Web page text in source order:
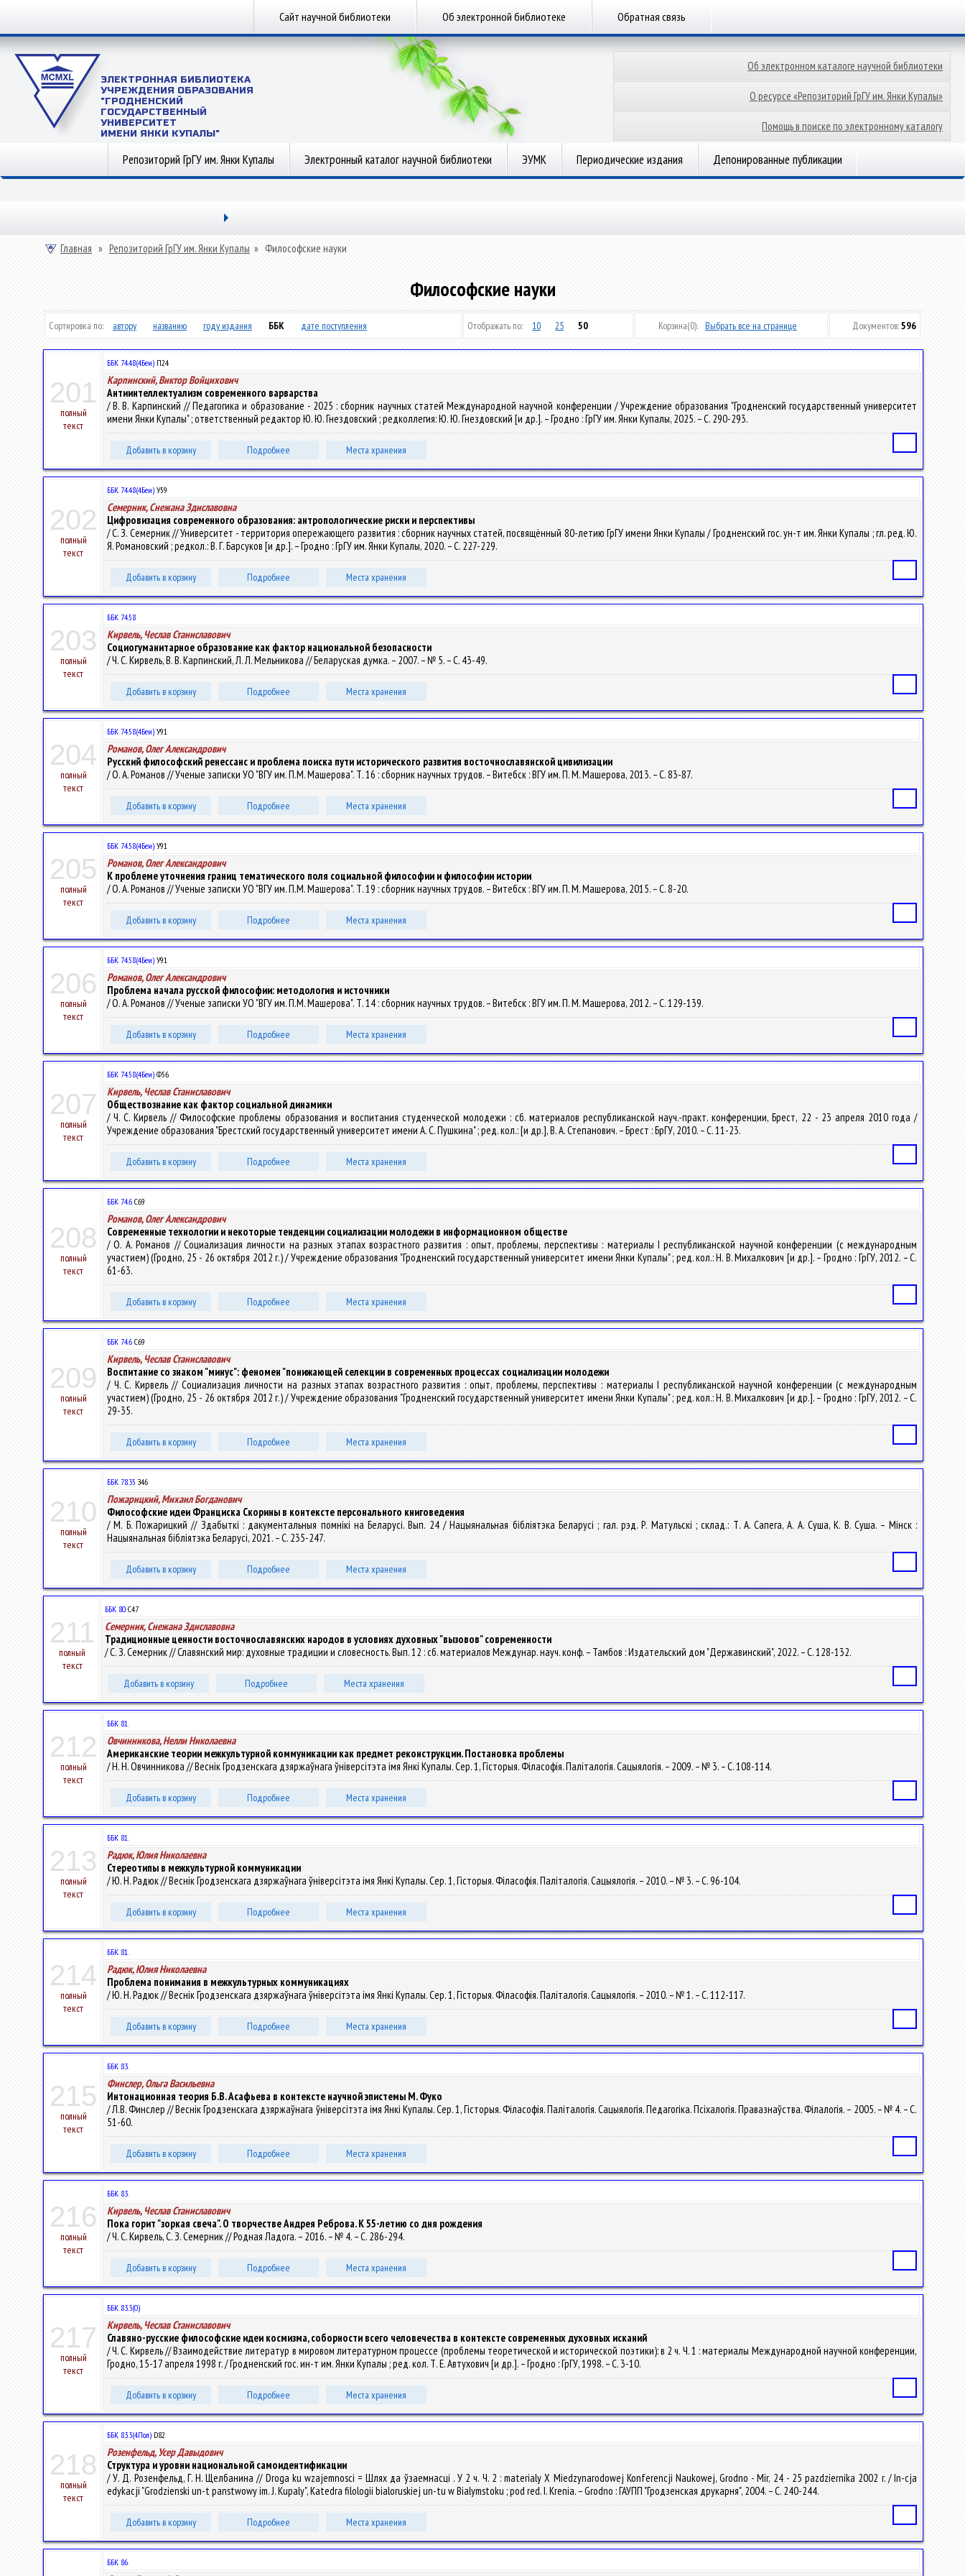
Сайт научной библиотеки Об электронной библиотеке Обратная связь
ЭЛЕКТРОННАЯ БИБЛИОТЕКА
УЧРЕЖДЕНИЯ ОБРАЗОВАНИЯ
"ГРОДНЕНСКИЙ
ГОСУДАРСТВЕННЫЙ
УНИВЕРСИТЕТ
ИМЕНИ ЯНКИ КУПАЛЫ"
Об электронном каталоге научной библиотеки
О ресурсе «Репозиторий ГрГУ им. Янки Купалы»
Помощь в поиске по электронному каталогу
Репозиторий ГрГУ им. Янки Купалы Электронный каталог научной библиотеки ЭУМК Периодические издания Депонированные публикации
Главная » Репозиторий ГрГУ им. Янки Купалы » Философские науки
Философские науки
Сортировка по: автору названию году издания ББК дате поступления Отображать по: 10 25 50 Корзина(0): Выбрать все на странице Документов:596
201
полный
текст
ББК 74.48(4Беи) П24
Карпинский, Виктор Войцихович
Антиинтеллектуализм современного варварства
/ В. В. Карпинский // Педагогика и образование - 2025 : сборник научных статей Международной научной конференции / Учреждение образования "Гродненский государственный университет
имени Янки Купалы" ; ответственный редактор Ю. Ю. Гнездовский ; редколлегия: Ю. Ю. Гнездовский [и др.]. – Гродно : ГрГУ им. Янки Купалы, 2025. – С. 290-293.
Добавить в корзину Подробнее Места хранения
202
полный
текст
ББК 74.48(4Беи) У59
Семерник, Снежана Здиславовна
Цифровизация современного образования: антропологические риски и перспективы
/ С. З. Семерник // Университет - территория опережающего развития : сборник научных статей, посвящённый 80-летию ГрГУ имени Янки Купалы / Гродненский гос. ун-т им. Янки Купалы ; гл. ред. Ю.
Я. Романовский ; редкол.: В. Г. Барсуков [и др.]. – Гродно : ГрГУ им. Янки Купалы, 2020. – С. 227-229.
Добавить в корзину Подробнее Места хранения
203
полный
текст
ББК 74.58
Кирвель, Чеслав Станиславович
Социогуманитарное образование как фактор национальной безопасности
/ Ч. С. Кирвель, В. В. Карпинский, Л. Л. Мельникова // Беларуская думка. – 2007. – № 5. – С. 43-49.
Добавить в корзину Подробнее Места хранения
204
полный
текст
ББК 74.58(4Беи) У91
Романов, Олег Александрович
Русский философский ренессанс и проблема поиска пути исторического развития восточнославянской цивилизации
/ О. А. Романов // Ученые записки УО "ВГУ им. П.М. Машерова". Т. 16 : сборник научных трудов. – Витебск : ВГУ им. П. М. Машерова, 2013. – С. 83-87.
Добавить в корзину Подробнее Места хранения
205
полный
текст
ББК 74.58(4Беи) У91
Романов, Олег Александрович
К проблеме уточнения границ тематического поля социальной философии и философии истории
/ О. А. Романов // Ученые записки УО "ВГУ им. П.М. Машерова". Т. 19 : сборник научных трудов. – Витебск : ВГУ им. П. М. Машерова, 2015. – С. 8-20.
Добавить в корзину Подробнее Места хранения
206
полный
текст
ББК 74.58(4Беи) У91
Романов, Олег Александрович
Проблема начала русской философии: методология и источники
/ О. А. Романов // Ученые записки УО "ВГУ им. П.М. Машерова". Т. 14 : сборник научных трудов. – Витебск : ВГУ им. П. М. Машерова, 2012. – С. 129-139.
Добавить в корзину Подробнее Места хранения
207
полный
текст
ББК 74.58(4Беи) Ф56
Кирвель, Чеслав Станиславович
Обществознание как фактор социальной динамики
/ Ч. С. Кирвель // Философские проблемы образования и воспитания студенческой молодежи : сб. материалов республиканской науч.-практ. конференции, Брест, 22 - 23 апреля 2010 года /
Учреждение образования "Брестский государственный университет имени А. С. Пушкина" ; ред. кол.: [и др.], В. А. Степанович. – Брест : БрГУ, 2010. – С. 11-23.
Добавить в корзину Подробнее Места хранения
208
полный
текст
ББК 74.6 С69
Романов, Олег Александрович
Современные технологии и некоторые тенденции социализации молодежи в информационном обществе
/ О. А. Романов // Социализация личности на разных этапах возрастного развития : опыт, проблемы, перспективы : материалы I республиканской научной конференции (с международным
участием) (Гродно, 25 - 26 октября 2012 г.) / Учреждение образования "Гродненский государственный университет имени Янки Купалы" ; ред. кол.: Н. В. Михалкович [и др.]. – Гродно : ГрГУ, 2012. – С.
61-63.
Добавить в корзину Подробнее Места хранения
209
полный
текст
ББК 74.6 С69
Кирвель, Чеслав Станиславович
Воспитание со знаком "минус": феномен "понижающей селекции в современных процессах социализации молодежи
/ Ч. С. Кирвель // Социализация личности на разных этапах возрастного развития : опыт, проблемы, перспективы : материалы I республиканской научной конференции (с международным
участием) (Гродно, 25 - 26 октября 2012 г.) / Учреждение образования "Гродненский государственный университет имени Янки Купалы" ; ред. кол.: Н. В. Михалкович [и др.]. – Гродно : ГрГУ, 2012. – С.
29-35.
Добавить в корзину Подробнее Места хранения
210
полный
текст
ББК 78.35 З46
Пожарицкий, Михаил Богданович
Философские идеи Франциска Скорины в контексте персонального книговедения
/ М. Б. Пожарицкий // Здабыткі : дакументальныя помнікі на Беларусі. Вып. 24 / Нацыянальная бібліятэка Беларусі ; гал. рэд. Р. Матульскі ; склад.: Т. А. Сапега, А. А. Суша, К. В. Суша. – Мінск :
Нацыянальная бібліятэка Беларусі, 2021. – С. 235-247.
Добавить в корзину Подробнее Места хранения
211
полный
текст
ББК 80.С47
Семерник, Снежана Здиславовна
Традиционные ценности восточнославянских народов в условиях духовных "вызовов" современности
/ С. З. Семерник // Славянский мир: духовные традиции и словесность. Вып. 12 : сб. материалов Междунар. науч. конф. – Тамбов : Издательский дом "Державинский", 2022. – С. 128-132.
Добавить в корзину Подробнее Места хранения
212
полный
текст
ББК 81.
Овчинникова, Нелли Николаевна
Американские теории межкультурной коммуникации как предмет реконструкции. Постановка проблемы
/ Н. Н. Овчинникова // Веснік Гродзенскага дзяржаўнага ўніверсітэта імя Янкі Купалы. Сер. 1, Гісторыя. Філасофія. Паліталогія. Сацыялогія. – 2009. – № 3. – С. 108-114.
Добавить в корзину Подробнее Места хранения
213
полный
текст
ББК 81.
Радюк, Юлия Николаевна
Стереотипы в межкультурной коммуникации
/ Ю. Н. Радюк // Веснік Гродзенскага дзяржаўнага ўніверсітэта імя Янкі Купалы. Сер. 1, Гісторыя. Філасофія. Паліталогія. Сацыялогія. – 2010. – № 3. – С. 96-104.
Добавить в корзину Подробнее Места хранения
214
полный
текст
ББК 81.
Радюк, Юлия Николаевна
Проблема понимания в межкультурных коммуникациях
/ Ю. Н. Радюк // Веснік Гродзенскага дзяржаўнага ўніверсітэта імя Янкі Купалы. Сер. 1, Гісторыя. Філасофія. Паліталогія. Сацыялогія. – 2010. – № 1. – С. 112-117.
Добавить в корзину Подробнее Места хранения
215
полный
текст
ББК 83.
Финслер, Ольга Васильевна
Интонационная теория Б.В. Асафьева в контексте научной эпистемы М. Фуко
/ Л.В. Финслер // Веснік Гродзенскага дзяржаўнага ўніверсітэта імя Янкі Купалы. Сер. 1, Гісторыя. Філасофія. Паліталогія. Сацыялогія. Педагогіка. Псіхалогія. Правазнаўства. Філалогія. – 2005. – № 4. – С.
51-60.
Добавить в корзину Подробнее Места хранения
216
полный
текст
ББК 83.
Кирвель, Чеслав Станиславович
Пока горит "зоркая свеча". О творчестве Андрея Реброва. К 55-летию со дня рождения
/ Ч. С. Кирвель, С. З. Семерник // Родная Ладога. – 2016. – № 4. – С. 286-294.
Добавить в корзину Подробнее Места хранения
217
полный
текст
ББК 83.3(0)
Кирвель, Чеслав Станиславович
Славяно-русские философские идеи космизма, соборности всего человечества в контексте современных духовных исканий
/ Ч. С. Кирвель // Взаимодействие литератур в мировом литературном процессе (проблемы теоретической и исторической поэтики): в 2 ч. Ч. 1 : материалы Международной научной конференции,
Гродно, 15-17 апреля 1998 г. / Гродненский гос. ин-т им. Янки Купалы ; ред. кол. Т. Е. Автухович [и др.]. – Гродно : ГрГУ, 1998. – С. 3-10.
Добавить в корзину Подробнее Места хранения
218
полный
текст
ББК 83.3(4Пол) D82
Розенфельд, Усер Давыдович
Структура и уровни национальной самоидентификации
/ У. Д. Розенфельд, Г. Н. Щелбанина // Droga ku wzajemnosci = Шлях да ўзаемнасці . У 2 ч. Ч. 2 : materialy X Miedzynarodowej Konferencji Naukowej, Grodno - Mir, 24 - 25 pazdziernika 2002 r. / In-cja
edykacji "Grodzienski un-t panstwowy im. J. Kupaly", Katedra filologii bialoruskiej un-tu w Bialymstoku ; pod red. I. Krenia. – Grodno : ГАУПП "Гродзенская друкарня", 2004. – С. 240-244.
Добавить в корзину Подробнее Места хранения
ББК 86.